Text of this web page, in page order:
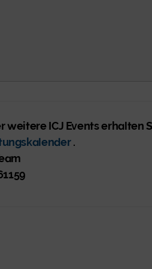
weitere ICJ Events erhalten
.